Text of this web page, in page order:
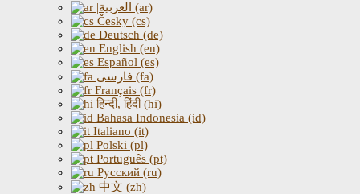
|العربية (ar)
Česky (cs)
Deutsch (de)
English (en)
Español (es)
فارسی (fa)
Français (fr)
हिन्दी, हिंदी (hi)
Bahasa Indonesia (id)
Italiano (it)
Polski (pl)
Português (pt)
Русский (ru)
中文 (zh)